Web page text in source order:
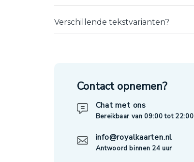
Verschillende tekstvarianten?
Contact opnemen?
Chat met ons
Bereikbaar van 09:00 tot 22:00
info@royalkaarten.nl
Antwoord binnen 24 uur